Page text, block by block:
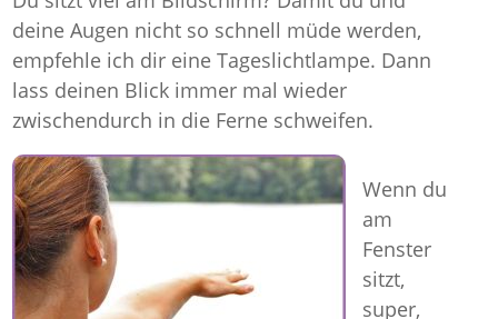
deine Augen nicht so schnell müde werden,
empfehle ich dir eine Tageslichtlampe. Dann
lass deinen Blick immer mal wieder
zwischendurch in die Ferne schweifen.
Wenn du
am
Fenster
sitzt,
super,